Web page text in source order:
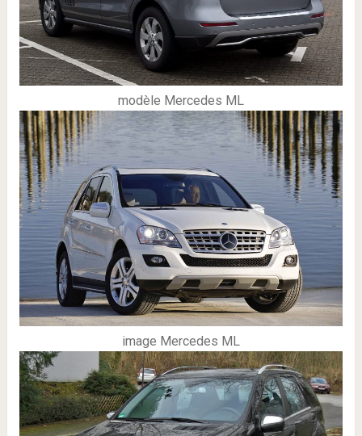
modèle Mercedes ML
image Mercedes ML